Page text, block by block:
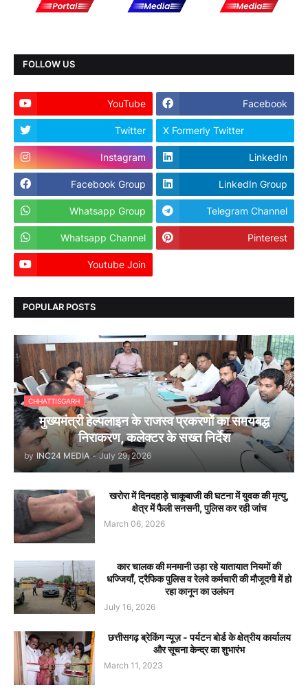
FOLLOW US
YouTube Facebook
Twitter X Formerly Twitter
Instagram LinkedIn
Facebook Group LinkedIn Group
Whatsapp Group Telegram Channel
Whatsapp Channel Pinterest
Youtube Join
POPULAR POSTS
CHHATTISGARH
मुख्यमंत्री हेल्पलाइन के राजस्व प्रकरणों का समयबद्ध
निराकरण, कलेक्टर के सख्त निर्देश
by INC24 MEDIA - July 29, 2026
खरोरा में दिनदहाड़े चाकूबाजी की घटना में युवक की मृत्यु,
क्षेत्र में फैली सनसनी, पुलिस कर रही जांच
March 06, 2026
कार चालक की मनमानी उड़ा रहे यातायात नियमों की
धज्जियाँ, ट्रैफिक पुलिस व रेलवे कर्मचारी की मौजूदगी में हो
रहा कानून का उलंघन
July 16, 2026
छत्तीसगढ़ ब्रेकिंग न्यूज़ - पर्यटन बोर्ड के क्षेत्रीय कार्यालय
और सूचना केन्द्र का शुभारंभ
March 11, 2023